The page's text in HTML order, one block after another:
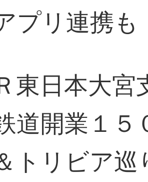
プリ連携も
東日本大宮
道開業１
トリビア